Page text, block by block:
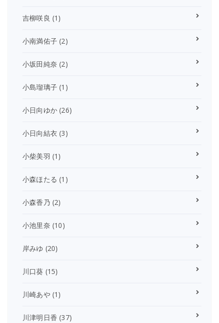
吉柳咲良 (1)
小南満佑子 (2)
小坂田純奈 (2)
小島瑠璃子 (1)
小日向ゆか (26)
小日向結衣 (3)
小柴美羽 (1)
小森ほたる (1)
小森香乃 (2)
小池里奈 (10)
岸みゆ (20)
川口葵 (15)
川崎あや(1)
川津明日香 (37)